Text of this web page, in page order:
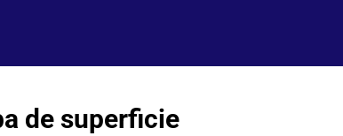
de superficie